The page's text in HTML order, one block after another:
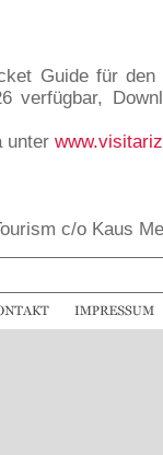
Guide für
verfügbar,
unter
c/o Kaus